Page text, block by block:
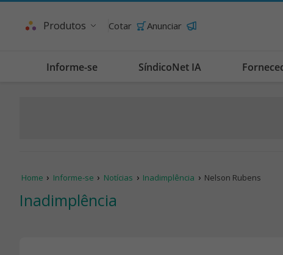
Produtos Cotar Anunciar
Informe-se SíndicoNet IA
Home Informe-se Notícias Inadimplência Nelson Rubens
Inadimplência